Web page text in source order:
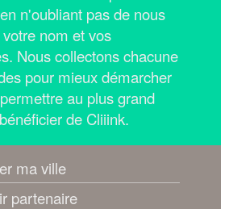
n'oubliant pas de nous
nom et vos
Nous collectons chacune
pour mieux démarcher
au plus grand
de Cliiink.
ma ville
partenaire